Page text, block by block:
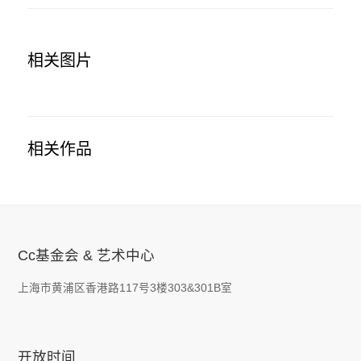
相关图片
相关作品
Cc基金会 & 艺术中心
上海市黄浦区香港路117号3楼303&301B室
开放时间